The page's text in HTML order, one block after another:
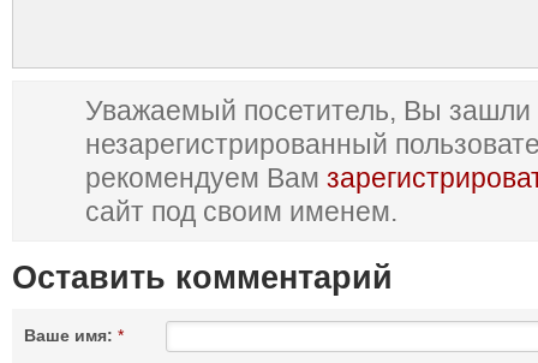
Уважаемый посетитель, Вы зашли
незарегистрированный
рекомендуем Вам
сайт под своим именем.
Оставить комментарий
Ваше имя: *